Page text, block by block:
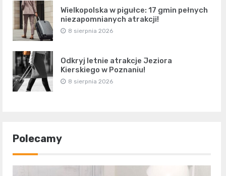
Wielkopolska w pigułce: 17 gmin pełnych
niezapomnianych atrakcji!
8 sierpnia 2026
Odkryj letnie atrakcje Jeziora
Kierskiego w Poznaniu!
8 sierpnia 2026
Polecamy